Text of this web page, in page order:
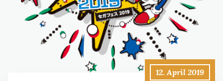
12. April 2019